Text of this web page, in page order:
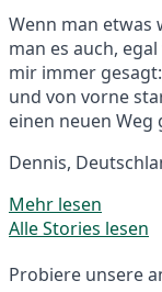
Wenn man etwas
man es auch,
mir immer
und von vorne
einen neuen Weg
Dennis,
Mehr lesen
Alle Stories lesen
Probiere unsere